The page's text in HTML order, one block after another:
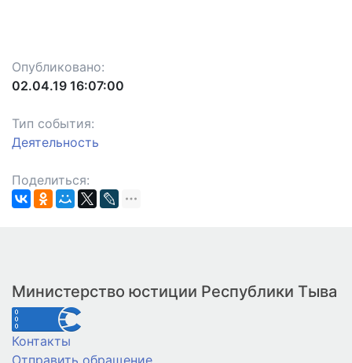
Опубликовано:
02.04.19 16:07:00
Тип события:
Деятельность
Поделиться:
Министерство юстиции Республики Тыва
Контакты
Отправить обращение